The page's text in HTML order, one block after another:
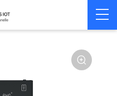
modem LoRa wirelss modem
